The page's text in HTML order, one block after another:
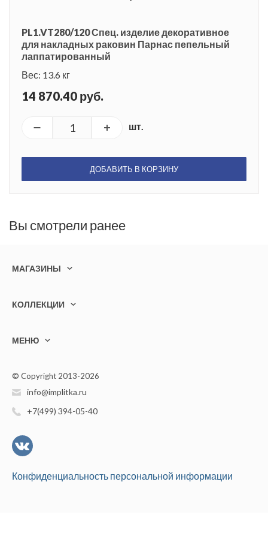
PL1.VT280/120 Спец. изделие декоративное
для накладных раковин Парнас пепельный
лаппатированный
Вес: 13.6 кг
14 870.40 руб.
шт.
ДОБАВИТЬ В КОРЗИНУ
Вы смотрели ранее
МАГАЗИНЫ
КОЛЛЕКЦИИ
МЕНЮ
© Copyright 2013-2026
info@implitka.ru
+7(499) 394-05-40
Конфиденциальность персональной информации